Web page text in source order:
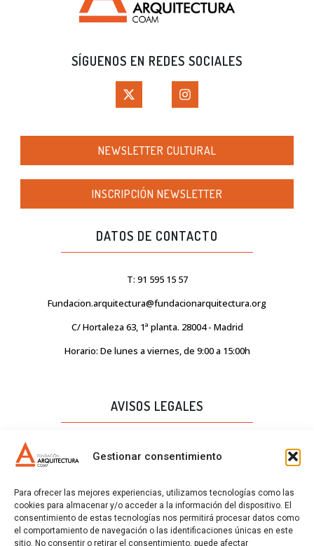
Gestionar consentimiento
Para ofrecer las mejores experiencias, utilizamos tecnologías como las
cookies para almacenar y/o acceder a la información del dispositivo. El
consentimiento de estas tecnologías nos permitirá procesar datos como
el comportamiento de navegación o las identificaciones únicas en este
sitio. No consentir o retirar el consentimiento, puede afectar
SÍGUENOS EN REDES SOCIALES
NEWSLETTER CULTURAL
INSCRIPCIÓN NEWSLETTER
DATOS DE CONTACTO
T: 91 595 15 57
Fundacion.arquitectura@fundacionarquitectura.org
C/ Hortaleza 63, 1ª planta. 28004 - Madrid
Horario: De lunes a viernes, de 9:00 a 15:00h
AVISOS LEGALES
POLÍTICA DE CALIDAD
POLÍTICA DE COOKIES